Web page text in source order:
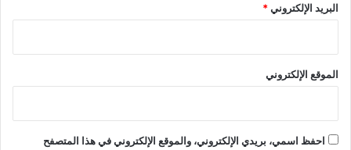
البريد الإلكتروني*
الموقع الإلكتروني
احفظ اسمي، بريدي الإلكتروني، والموقع الإلكتروني في هذا المتصفح